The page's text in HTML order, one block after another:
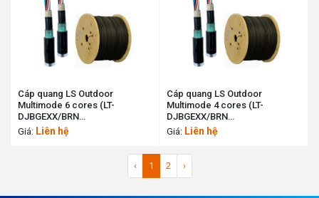
Cáp quang LS Outdoor
Multimode 6 cores (LT-
DJBGEXX/BRN
MX6XX(06T2.00)) LS cable
Giá: Liên hệ
Cáp quang LS Outdoor
Multimode 4 cores (LT-
DJBGEXX/BRN
MX4XXX(06T2.00)) LS cable
Giá: Liên hệ
‹ 1 2 ›